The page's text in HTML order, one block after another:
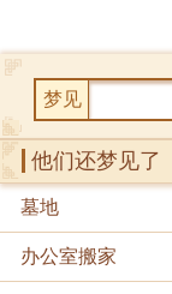
梦见
他们还梦见了
墓地
办公室搬家